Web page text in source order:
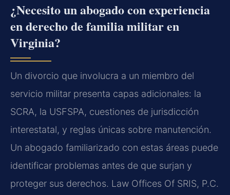
¿Necesito un abogado con experiencia
en derecho de familia militar en
Virginia?
Un divorcio que involucra a un miembro del
servicio militar presenta capas adicionales: la
SCRA, la USFSPA, cuestiones de jurisdicción
interestatal, y reglas únicas sobre manutención.
Un abogado familiarizado con estas áreas puede
identificar problemas antes de que surjan y
proteger sus derechos. Law Offices Of SRIS, P.C.